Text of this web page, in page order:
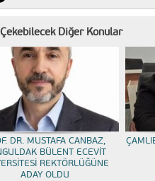
Diğer Konular
DR. MUSTAFA CANBAZ,
BÜLENT ECEVİT
REKTÖRLÜĞÜNE
ADAY OLDU